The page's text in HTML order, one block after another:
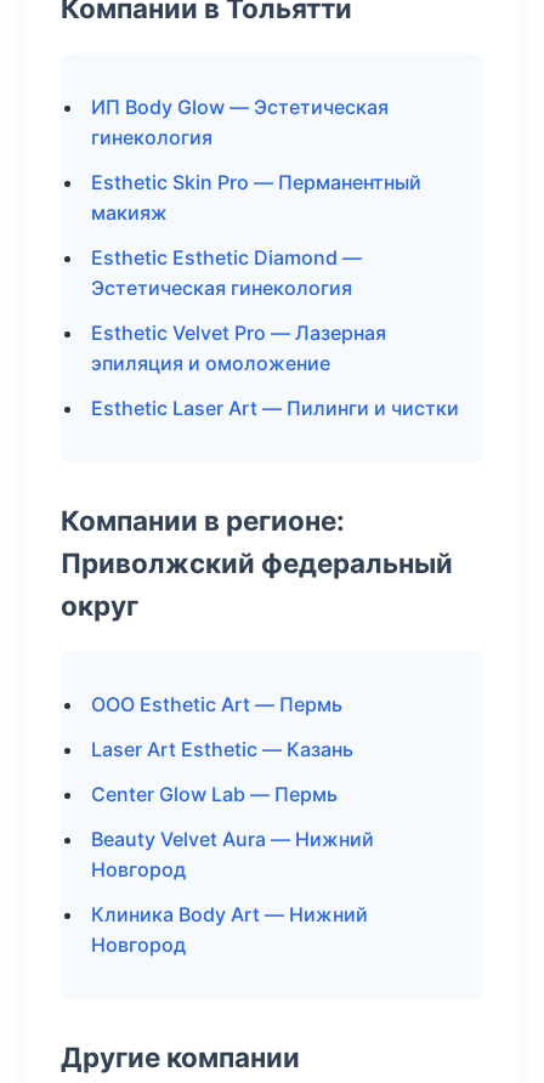
Компании в Тольятти
ИП Body Glow — Эстетическая
гинекология
Esthetic Skin Pro — Перманентный
макияж
Esthetic Esthetic Diamond —
Эстетическая гинекология
Esthetic Velvet Pro — Лазерная
эпиляция и омоложение
Esthetic Laser Art — Пилинги и чистки
Компании в регионе:
Приволжский федеральный
округ
ООО Esthetic Art — Пермь
Laser Art Esthetic — Казань
Center Glow Lab — Пермь
Beauty Velvet Aura — Нижний
Новгород
Клиника Body Art — Нижний
Новгород
Другие компании